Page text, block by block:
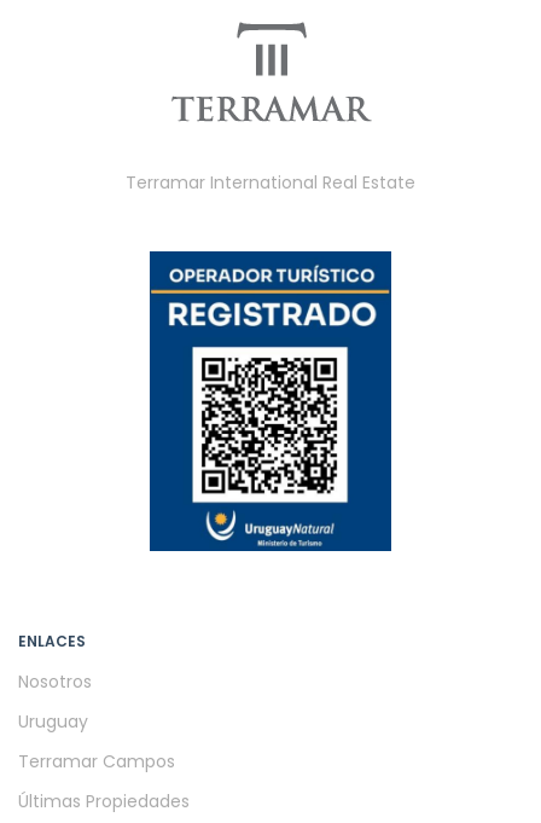
Terramar International Real Estate
ENLACES
Nosotros
Uruguay
Terramar Campos
Últimas Propiedades